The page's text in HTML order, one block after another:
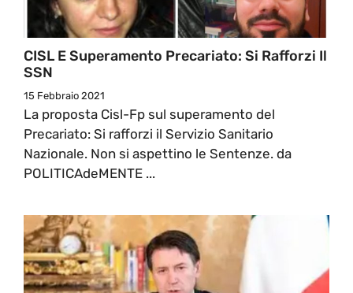
CISL E Superamento Precariato: Si Rafforzi Il
SSN
15 Febbraio 2021
La proposta Cisl-Fp sul superamento del
Precariato: Si rafforzi il Servizio Sanitario
Nazionale. Non si aspettino le Sentenze. da
POLITICAdeMENTE ...